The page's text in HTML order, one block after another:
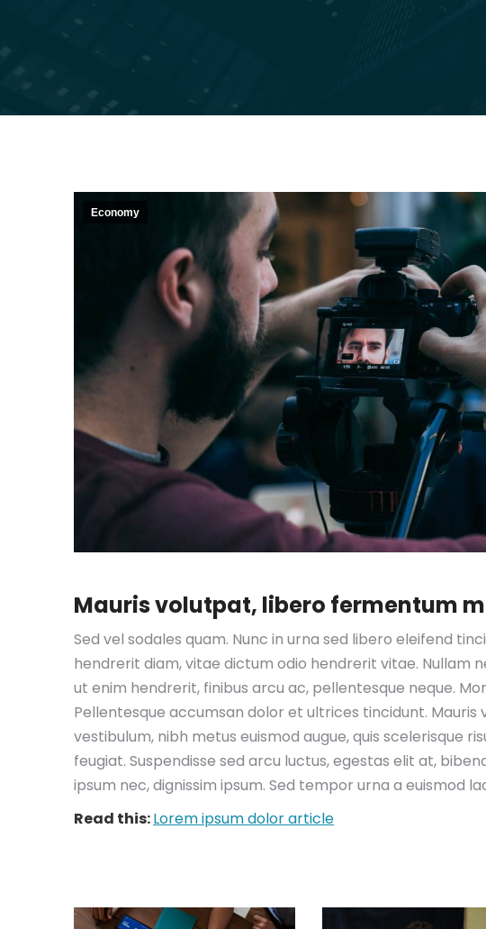
Economy
Mauris volutpat, libero fermentum
Sed vel sodales quam. Nunc in urna sed libero eleifend
hendrerit diam, vitae dictum odio hendrerit vitae. Nullam
ut enim hendrerit, finibus arcu ac, pellentesque neque.
Pellentesque accumsan dolor et ultrices tincidunt.
vestibulum, nibh metus euismod augue, quis scelerisque
feugiat. Suspendisse sed arcu luctus, egestas elit at,
ipsum nec, dignissim ipsum. Sed tempor urna a euismod
Read this:Lorem ipsum dolor article